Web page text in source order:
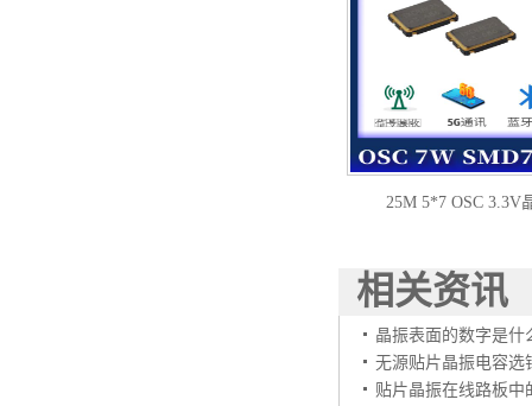
25M 5*7 OSC 3.3V
相关资讯
晶振表面的数字是什
无源贴片晶振电容选
贴片晶振在线路板中